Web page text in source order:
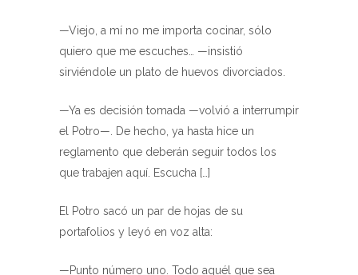
—Viejo, a mí no me importa cocinar, sólo
quiero que me escuches… —insistió
sirviéndole un plato de huevos divorciados.
—Ya es decisión tomada —volvió a interrumpir
el Potro—. De hecho, ya hasta hice un
reglamento que deberán seguir todos los
que trabajen aquí. Escucha […]
El Potro sacó un par de hojas de su
portafolios y leyó en voz alta:
—Punto número uno. Todo aquél que sea